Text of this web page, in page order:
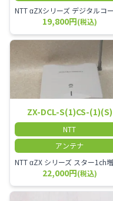
19,800円(税込)
ZX-DCL-S(1)CS-(1)(S)
NTT
アンテナ
22,000円(税込)